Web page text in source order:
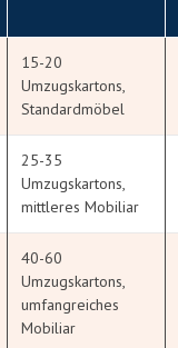
15-20
Umzugskartons,
Standardmöbel
25-35
Umzugskartons,
mittleres Mobiliar
40-60
Umzugskartons,
umfangreiches
Mobiliar